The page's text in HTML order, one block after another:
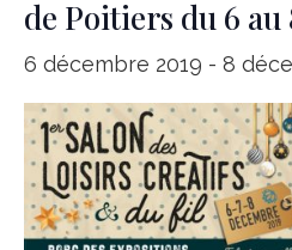
de Poitiers du 6
6 décembre 2019 - 8